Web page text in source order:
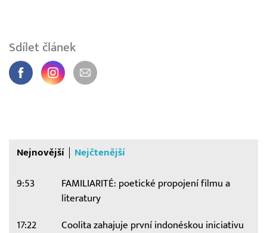
Sdílet článek
Nejnovější Nejčtenější
9:53
FAMILIARITÉ: poetické propojení filmu a
literatury
17:22
Coolita zahajuje první indonéskou iniciativu